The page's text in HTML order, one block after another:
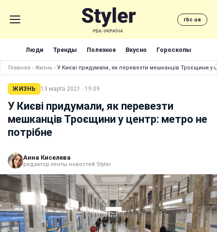
rbc.ua
Люди Тренды Полезное Вкусно Гороскопы
Главная › Жизнь › У Києві придумали, як перевезти мешканців Троєщини у
ЖИЗНЬ 13 марта 2021 · 19:09
У Києві придумали, як перевезти
мешканців Троєщини у центр: метро не
потрібне
Анна Киселева
редактор ленты новостей Styler